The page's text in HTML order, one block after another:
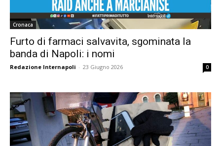
Cronaca
Furto di farmaci salvavita, sgominata la
banda di Napoli: i nomi
Redazione Internapoli - 23 Giugno 2026 0